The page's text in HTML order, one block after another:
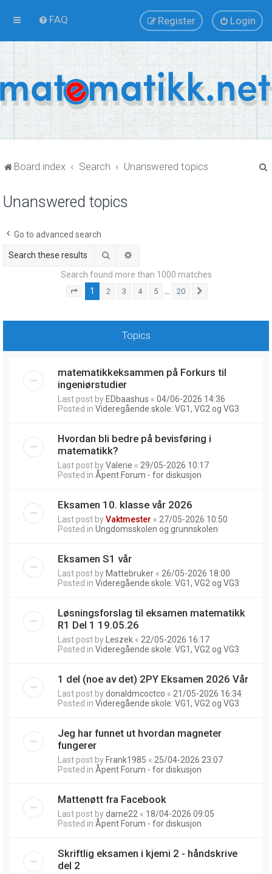
FAQ Login
Register
Board index Search Unanswered topics
Unanswered topics
Go to advanced search
Search
Search found more than 1000 matches
Page of 20
1 2 3 4 5 20
Topics
matematikkeksammen på Forkurs til
ingeniørstudier
Last post by EDbaashus « 04/06-2026 14:36
Posted in Videregående skole: VG1, VG2 og VG3
Hvordan bli bedre på bevisføring i
matematikk?
Last post byValerie « 29/05-2026 10:17
Posted in Åpent Forum - for diskusjon
Eksamen 10. klasse vår 2026
Last post byVaktmester « 27/05-2026 10:50
Posted in Ungdomsskolen og grunnskolen
Eksamen S1 vår
Last post by Mattebruker « 26/05-2026 18:00
Posted in Videregående skole: VG1, VG2 og VG3
Løsningsforslag til eksamen matematikk
R1 Del 1 19.05.26
Last post by Leszek « 22/05-2026 16:17
Posted in Videregående skole: VG1, VG2 og VG3
1 del (noe av det) 2PY Eksamen 2026 Vår
Last post bydonaldmcoctco « 21/05-2026 16:34
Posted in Videregående skole: VG1, VG2 og VG3
Jeg har funnet ut hvordan magneter
fungerer
Last post by Frank1985 « 25/04-2026 23:07
Posted in Åpent Forum - for diskusjon
Mattenøtt fra Facebook
Last post bydarne22 « 18/04-2026 09:05
Posted in Åpent Forum - for diskusjon
Skriftlig eksamen i kjemi 2 - håndskrive
del 2